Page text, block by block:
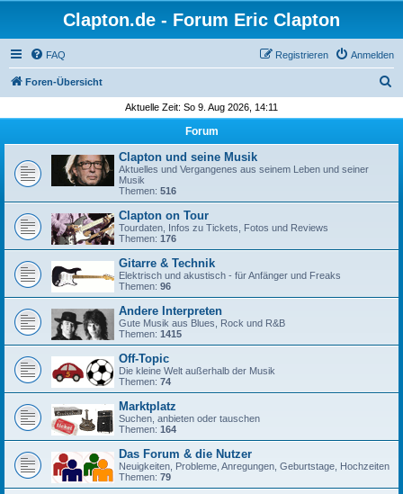
Clapton.de - Forum Eric Clapton
FAQ Anmelden
Registrieren
Foren-Übersicht
h
Aktuelle Zeit: So 9. Aug 2026, 14:11
Forum
Clapton und seine Musik
Aktuelles und Vergangenes aus seinem Leben und seiner
Musik
Themen: 516
Clapton on Tour
Tourdaten, Infos zu Tickets, Fotos und Reviews
Themen: 176
Gitarre & Technik
Elektrisch und akustisch - für Anfänger und Freaks
Themen: 96
Andere Interpreten
Gute Musik aus Blues, Rock und R&B
Themen: 1415
Off-Topic
Die kleine Welt außerhalb der Musik
Themen: 74
Marktplatz
Suchen, anbieten oder tauschen
Themen: 164
Das Forum & die Nutzer
Neuigkeiten, Probleme, Anregungen, Geburtstage, Hochzeiten
Themen: 79